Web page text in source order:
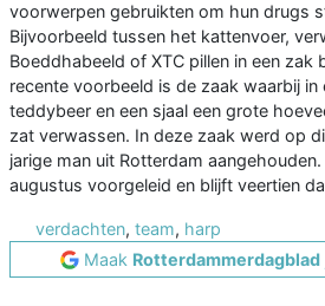
voorwerpen gebruikten om hun drugs
Bijvoorbeeld tussen het kattenvoer,
Boeddhabeeld of XTC pillen in een zak
recente voorbeeld is de zaak waarbij
teddybeer en een sjaal een grote
zat verwassen. In deze zaak werd op
jarige man uit Rotterdam
augustus voorgeleid en blijft veertien
verdachten, team, harp
Maak Rotterdammerdagblad